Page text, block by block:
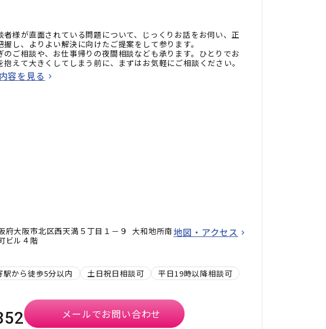
者様が直面されている問題について、じっくりお話をお伺い、正
握し、よりよい解決に向けたご提案をして参ります。
のご相談や、お仕事帰りの夜間相談なども承ります。ひとりでお
抱えて大きくしてしまう前に、まずはお気軽にご相談ください。
容を見る
府大阪市北区西天満５丁目１－９ 大和地所南
ビル４階
地図・アクセス
駅から徒歩5分以内 土日祝日相談可 平日19時以降相談可
メールでお問い合わせ